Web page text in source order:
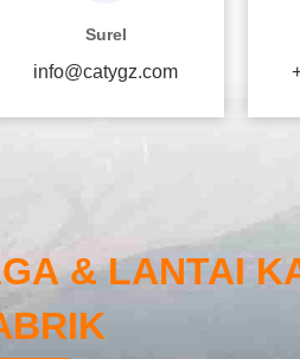
Surel
info@catygz.com
& LANTAI